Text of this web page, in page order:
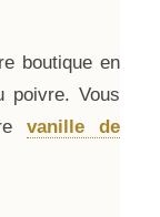
boutique en
poivre. Vous
vanille de